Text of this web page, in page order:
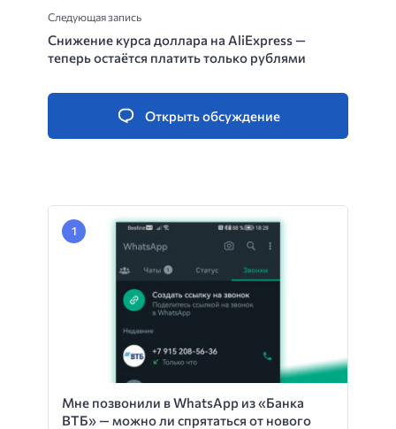
Следующая запись
Снижение курса доллара на AliExpress —
теперь остаётся платить только рублями
Открыть обсуждение
Мне позвонили в WhatsApp из «Банка
ВТБ» — можно ли спрятаться от нового